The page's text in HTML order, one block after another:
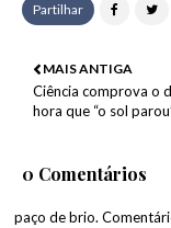
Partilhar
MAIS ANTIGA
Ciência comprova o
hora que “o sol
0 Comentários
paço de brio.